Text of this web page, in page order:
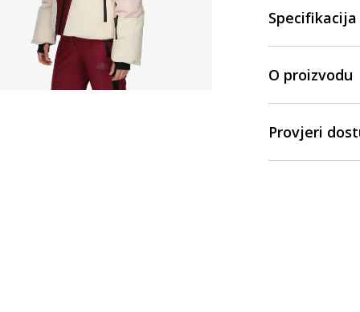
Specifikacija
O proizvodu
Provjeri